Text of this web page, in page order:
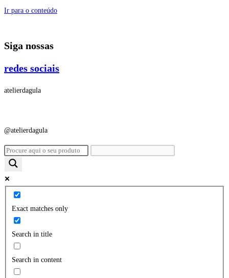
Ir para o conteúdo
Siga nossas
redes sociais
atelierdagula
@atelierdagula
Exact matches only
Search in title
Search in content